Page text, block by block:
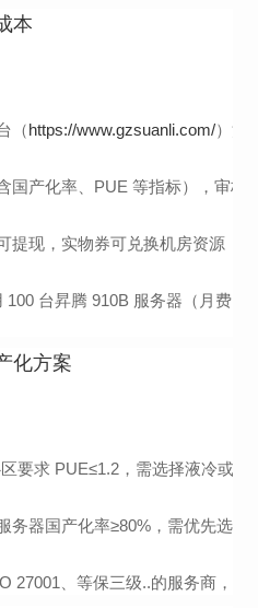
本
（https://www.gzsuanli.com/）注
国产化率、PUE 等指标），审核
提现，实物券可兑换机房资源（
100 台昇腾 910B 服务器（月费
化方案
区要求 PUE≤1.2，需选择液冷或
务器国产化率≥80%，需优先选
27001、等保三级..的服务商，